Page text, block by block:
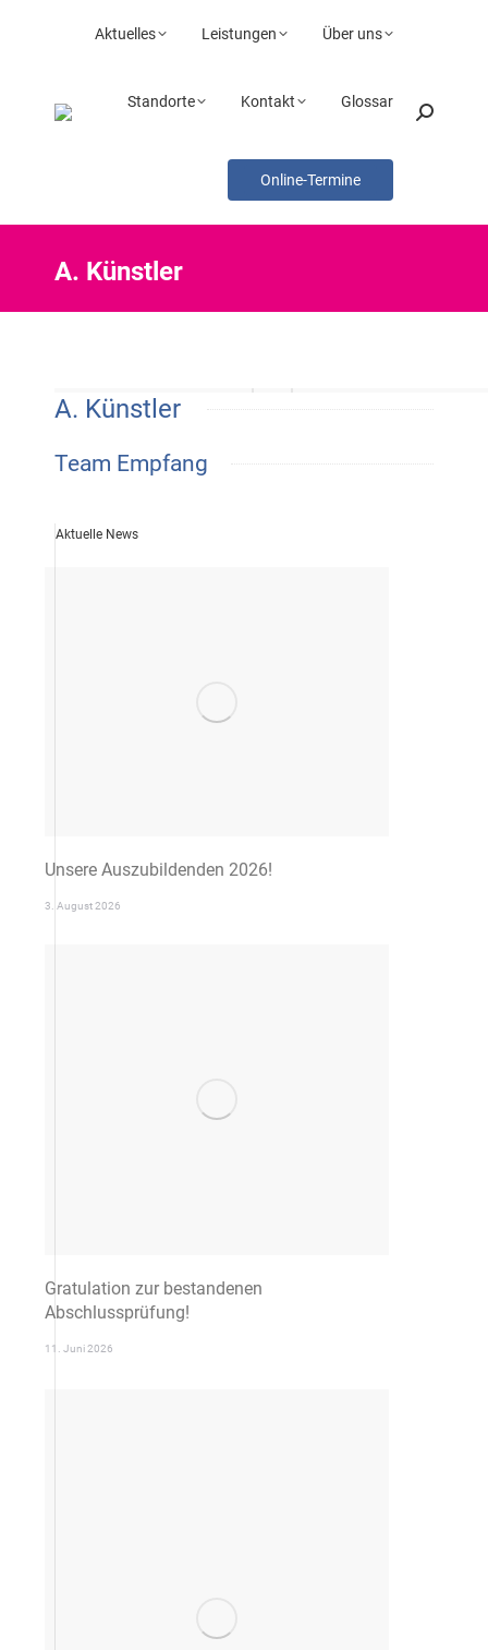
Aktuelles Leistungen Über uns
Standorte Kontakt Glossar
Online-Termine
Search:
A. Künstler
A. Künstler
Team Empfang
Aktuelle News
Unsere Auszubildenden 2026!
3. August 2026
Gratulation zur bestandenen
Abschlussprüfung!
11. Juni 2026